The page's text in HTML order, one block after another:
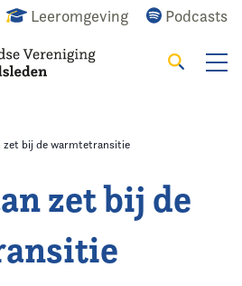
Leeromgeving Podcasts
Zoeken
zet bij de warmtetransitie
zet bij de